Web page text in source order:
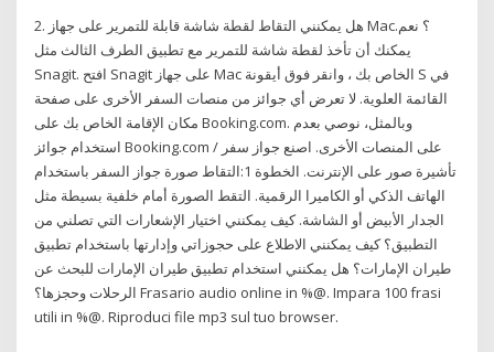
2. هل يمكنني التقاط لقطة شاشة قابلة للتمرير على جهاز Mac؟ نعم.
يمكنك أن تأخذ لقطة شاشة للتمرير مع تطبيق الطرف الثالث مثل
Snagit. افتح Snagit على جهاز Mac الخاص بك ، وانقر فوق أيقونة S في
القائمة العلوية. لا تعرض أي جوائز من منصات السفر الأخرى على صفحة
مكان الإقامة الخاص بك على Booking.com. وبالمثل، نوصي بعدم
استخدام جوائز Booking.com على المنصات الأخرى. اصنع جواز سفر /
تأشيرة صور على الإنترنت. الخطوة 1:التقاط صورة جواز السفر باستخدام
الهاتف الذكي أو الكاميرا الرقمية. التقط الصورة أمام خلفية بسيطة مثل
الجدار الأبيض أو الشاشة. كيف يمكنني اختيار الإشعارات التي تصلني من
التطبيق؟ كيف يمكنني الاطلاع على حجوزاتي وإدارتها باستخدام تطبيق
طيران الإمارات؟ هل يمكنني استخدام تطبيق طيران الإمارات للبحث عن
الرحلات وحجزها؟ Frasario audio online in %@. Impara 100 frasi
utili in %@. Riproduci file mp3 sul tuo browser.